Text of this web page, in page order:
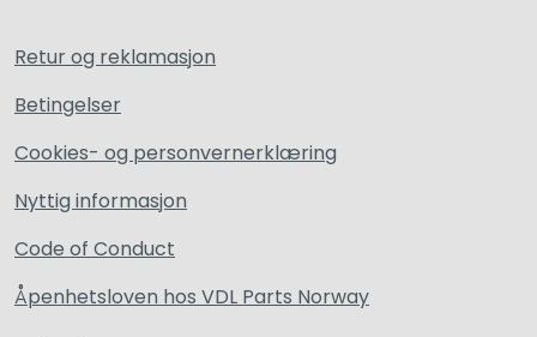
Retur og reklamasjon
Betingelser
Cookies- og personvernerklæring
Nyttig informasjon
Code of Conduct
Åpenhetsloven hos VDL Parts Norway